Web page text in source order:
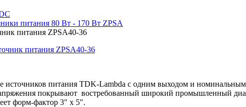
питания 80 Вт - 170 Вт ZPSA
питания ZPSA40-36
источников питания TDK-Lambda с одним выходом и
покрывают востребованный широкий промышленный
форм-фактор 3" x 5".